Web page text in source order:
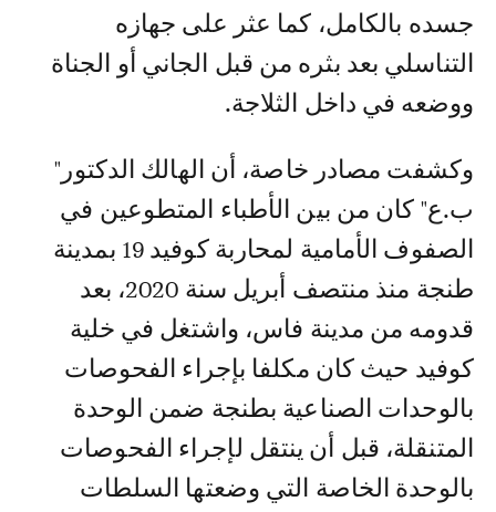
جسده بالكامل، كما عثر على جهازه
التناسلي بعد بثره من قبل الجاني أو الجناة
ووضعه في داخل الثلاجة.
وكشفت مصادر خاصة، أن الهالك الدكتور"
ب.ع" كان من بين الأطباء المتطوعين في
الصفوف الأمامية لمحاربة كوفيد 19 بمدينة
طنجة منذ منتصف أبريل سنة 2020، بعد
قدومه من مدينة فاس، واشتغل في خلية
كوفيد حيث كان مكلفا بإجراء الفحوصات
بالوحدات الصناعية بطنجة ضمن الوحدة
المتنقلة، قبل أن ينتقل لإجراء الفحوصات
بالوحدة الخاصة التي وضعتها السلطات